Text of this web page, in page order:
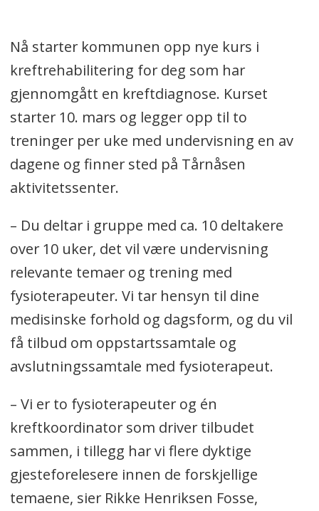
Nå starter kommunen opp nye kurs i
kreftrehabilitering for deg som har
gjennomgått en kreftdiagnose. Kurset
starter 10. mars og legger opp til to
treninger per uke med undervisning en av
dagene og finner sted på Tårnåsen
aktivitetssenter.
– Du deltar i gruppe med ca. 10 deltakere
over 10 uker, det vil være undervisning
relevante temaer og trening med
fysioterapeuter. Vi tar hensyn til dine
medisinske forhold og dagsform, og du vil
få tilbud om oppstartssamtale og
avslutningssamtale med fysioterapeut.
– Vi er to fysioterapeuter og én
kreftkoordinator som driver tilbudet
sammen, i tillegg har vi flere dyktige
gjesteforelesere innen de forskjellige
temaene, sier Rikke Henriksen Fosse,